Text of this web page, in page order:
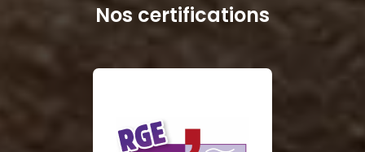
Nos certifications